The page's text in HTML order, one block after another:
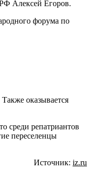
Алексей Егоров.
форума по
оказывается
среди репатриантов
переселенцы
Источник: iz.ru